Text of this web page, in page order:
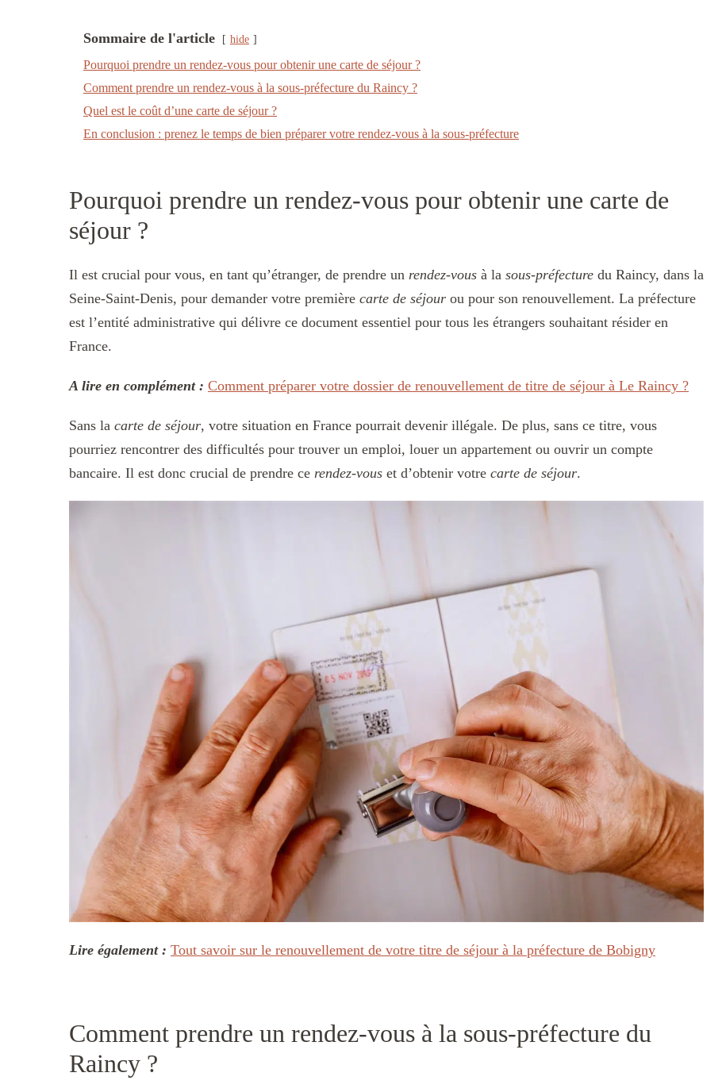
Sommaire de l'article hide
Pourquoi prendre un rendez-vous pour obtenir une carte de séjour ?
Comment prendre un rendez-vous à la sous-préfecture du Raincy ?
Quel est le coût d’une carte de séjour ?
En conclusion : prenez le temps de bien préparer votre rendez-vous à la sous-préfecture
Pourquoi prendre un rendez-vous pour obtenir une carte de
séjour ?
Il est crucial pour vous, en tant qu’étranger, de prendre un rendez-vous à la sous-préfecture du Raincy, dans la
Seine-Saint-Denis, pour demander votre première carte de séjour ou pour son renouvellement. La préfecture
est l’entité administrative qui délivre ce document essentiel pour tous les étrangers souhaitant résider en
France.
A lire en complément : Comment préparer votre dossier de renouvellement de titre de séjour à Le Raincy ?
Sans la carte de séjour, votre situation en France pourrait devenir illégale. De plus, sans ce titre, vous
pourriez rencontrer des difficultés pour trouver un emploi, louer un appartement ou ouvrir un compte
bancaire. Il est donc crucial de prendre ce rendez-vous et d’obtenir votre carte de séjour.
Lire également : Tout savoir sur le renouvellement de votre titre de séjour à la préfecture de Bobigny
Comment prendre un rendez-vous à la sous-préfecture du
Raincy ?